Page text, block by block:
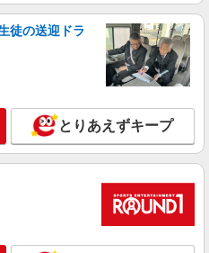
円) 、配偶者手当10,000円、子
／1人(３名以上は一律 15,000円)
詳細を見る
0870002
月収例：193、000円以上可能（月
休日出勤手当て等が含まれていま
額支給
郡板倉町 ＊車・バイク通勤OK
詳細を見る
徒の送迎ドラ
とりあえずキープ